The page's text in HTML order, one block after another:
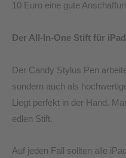
10 Euro eine gute
Der All-In-One Stift für
Der Candy Stylus Pen
sondern auch als
Liegt perfekt in der Hand.
edlen Stift.
Auf jeden Fall sollten alle